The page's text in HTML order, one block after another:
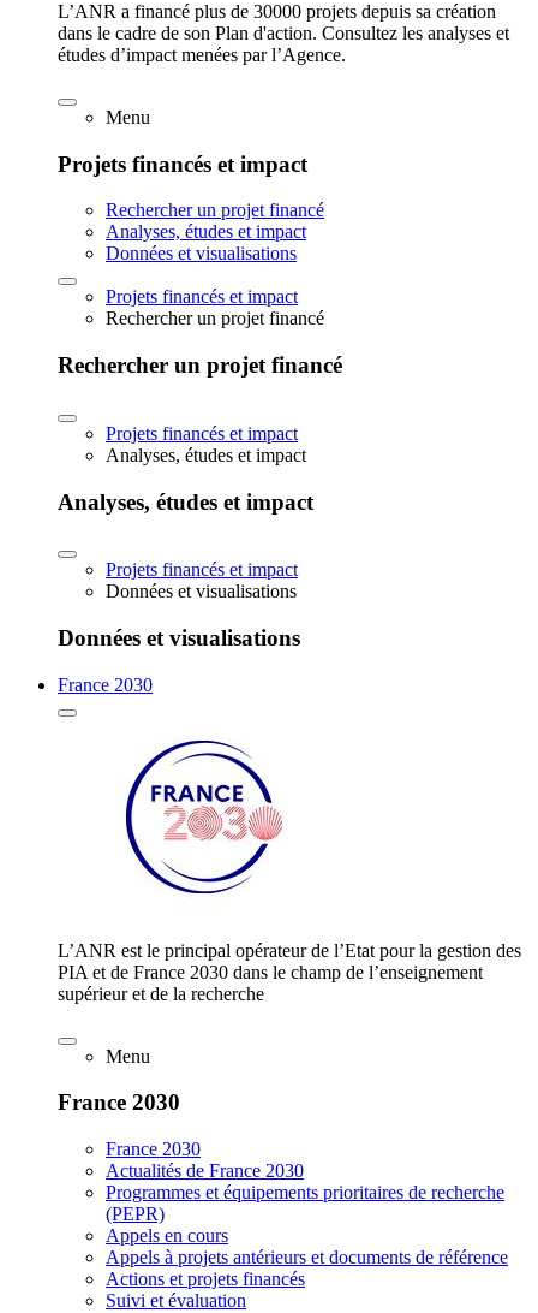
L’ANR a financé plus de 30000 projets depuis sa création
dans le cadre de son Plan d'action. Consultez les analyses et
études d’impact menées par l’Agence.
Menu
Projets financés et impact
Rechercher un projet financé
Analyses, études et impact
Données et visualisations
Projets financés et impact
Rechercher un projet financé
Rechercher un projet financé
Projets financés et impact
Analyses, études et impact
Analyses, études et impact
Projets financés et impact
Données et visualisations
Données et visualisations
France 2030
L’ANR est le principal opérateur de l’Etat pour la gestion des
PIA et de France 2030 dans le champ de l’enseignement
supérieur et de la recherche
Menu
France 2030
France 2030
Actualités de France 2030
Programmes et équipements prioritaires de recherche
(PEPR)
Appels en cours
Appels à projets antérieurs et documents de référence
Actions et projets financés
Suivi et évaluation